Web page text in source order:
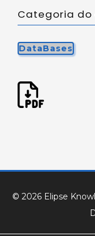
Categoria
DataBases
© 2026 Elipse